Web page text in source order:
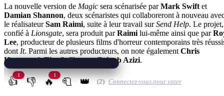
La nouvelle version de Magic sera scénarisée parMark Swift et
Damian Shannon, deux scénaristes qui collaboreront à nouveau
le réalisateurSam Raimi, suite à leur travail surSend Help. Le projet,
confié à Lionsgate, sera produit parRaimi lui-même ainsi que par
Lee, producteur de plusieurs films d'horreur contemporains très
dont It. Parmi les autres producteurs, on note également Chris
Hammond,Tim SullivanetZainab Azizi.
👍
1
👎 🔥
1
🧻 👑 (2) Connectez-vous pour voter